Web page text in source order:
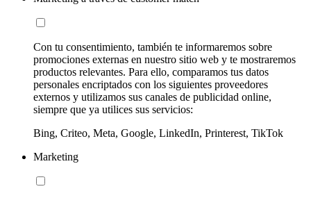
Con tu consentimiento, también te informaremos sobre
promociones externas en nuestro sitio web y te mostraremos
productos relevantes. Para ello, comparamos tus datos
personales encriptados con los siguientes proveedores
externos y utilizamos sus canales de publicidad online,
siempre que ya utilices sus servicios:
Bing, Criteo, Meta, Google, LinkedIn, Printerest, TikTok
Marketing